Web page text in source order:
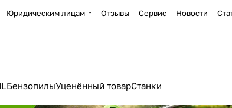
Юридическим лицам Отзывы Сервис Новости
БензопилыУценённый товарСтанки